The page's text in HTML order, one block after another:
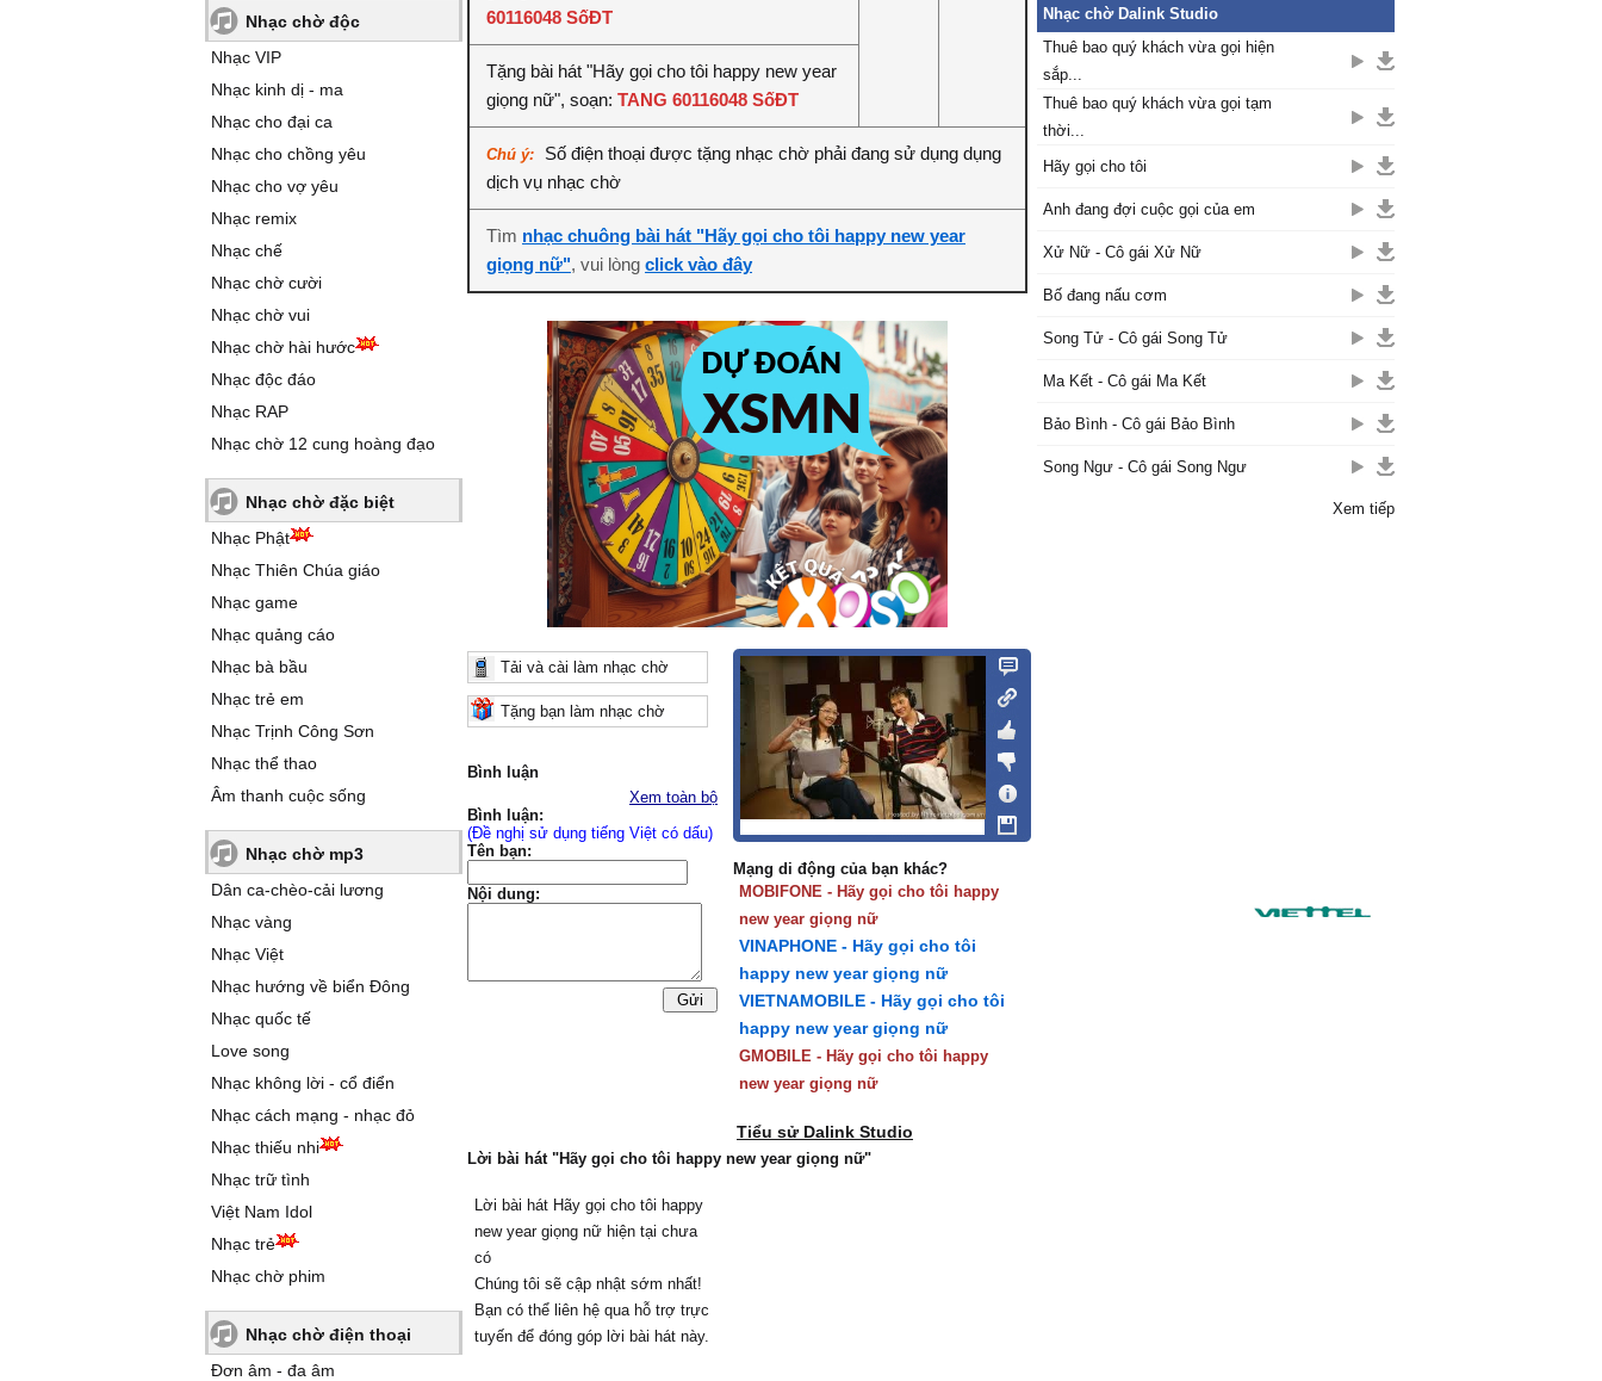
Nhạc chờ độc
Nhạc VIP
Nhạc kinh dị - ma
Nhạc cho đại ca
Nhạc cho chồng yêu
Nhạc cho vợ yêu
Nhạc remix
Nhạc chế
Nhạc chờ cười
Nhạc chờ vui
Nhạc chờ hài hước
Nhạc độc đáo
Nhạc RAP
Nhạc chờ 12 cung hoàng đạo
Nhạc chờ đặc biệt
Nhạc Phật
Nhạc Thiên Chúa giáo
Nhạc game
Nhạc quảng cáo
Nhạc bà bầu
Nhạc trẻ em
Nhạc Trịnh Công Sơn
Nhạc thể thao
Âm thanh cuộc sống
Nhạc chờ mp3
Dân ca-chèo-cải lương
Nhạc vàng
Nhạc Việt
Nhạc hướng về biển Đông
Nhạc quốc tế
Love song
Nhạc không lời - cổ điển
Nhạc cách mạng - nhạc đỏ
Nhạc thiếu nhi
Nhạc trữ tình
Việt Nam Idol
Nhạc trẻ
Nhạc chờ phim
Nhạc chờ điện thoại
Đơn âm - đa âm
60116048 SốĐT
Tặng bài hát "Hãy gọi cho tôi happy new year
giọng nữ", soạn: TANG 60116048 SốĐT
Chú ý:
Số điện thoại được tặng nhạc chờ phải đang sử dụng dụng
dịch vụ nhạc chờ
Tìm nhạc chuông bài hát "Hãy gọi cho tôi happy new year
giọng nữ", vui lòng click vào đây
Tải và cài làm nhạc chờ
Tặng bạn làm nhạc chờ
Bình luận
Xem toàn bộ
Bình luận:
(Đề nghị sử dụng tiếng Việt có dấu)
Tên bạn:
Nội dung:
Mạng di động của bạn khác?
MOBIFONE - Hãy gọi cho tôi happy
new year giọng nữ
VINAPHONE - Hãy gọi cho tôi
happy new year giọng nữ
VIETNAMOBILE - Hãy gọi cho tôi
happy new year giọng nữ
GMOBILE - Hãy gọi cho tôi happy
new year giọng nữ
Tiểu sử Dalink Studio
Lời bài hát "Hãy gọi cho tôi happy new year giọng nữ"
Lời bài hát Hãy gọi cho tôi happy
new year giọng nữ hiện tại chưa
có
Chúng tôi sẽ cập nhật sớm nhất!
Bạn có thể liên hệ qua hỗ trợ trực
tuyến để đóng góp lời bài hát này.
Nhạc chờ Dalink Studio
Thuê bao quý khách vừa gọi hiện
sắp...
Thuê bao quý khách vừa gọi tạm
thời...
Hãy gọi cho tôi
Anh đang đợi cuộc gọi của em
Xử Nữ - Cô gái Xử Nữ
Bố đang nấu cơm
Song Tử - Cô gái Song Tử
Ma Kết - Cô gái Ma Kết
Bảo Bình - Cô gái Bảo Bình
Song Ngư - Cô gái Song Ngư
Xem tiếp